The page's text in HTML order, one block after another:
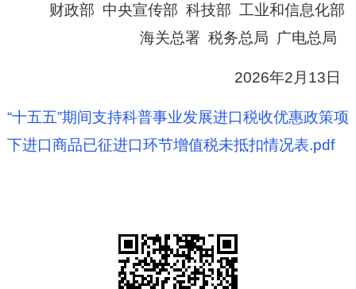
财政部 中央宣传部 科技部 工业和信息化部
海关总署 税务总局 广电总局
2026年2月13日
“十五五”期间支持科普事业发展进口税收优惠政策项
下进口商品已征进口环节增值税未抵扣情况表.pdf